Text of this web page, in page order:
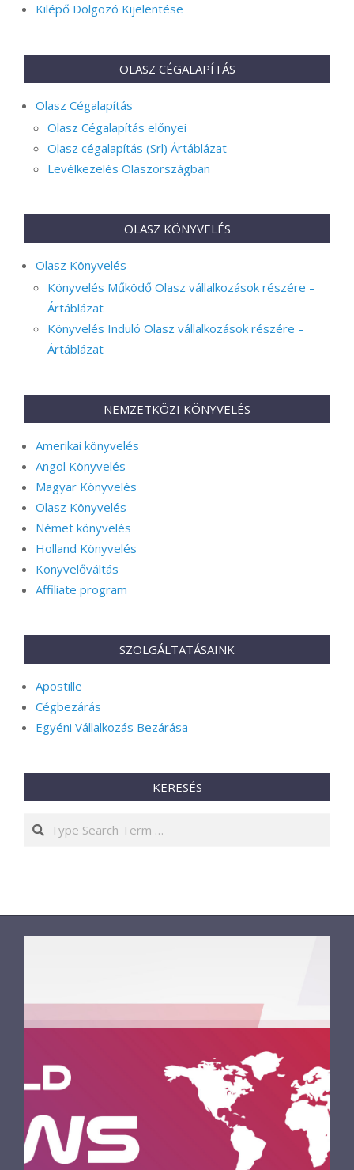
Kilépő Dolgozó Kijelentése
OLASZ CÉGALAPÍTÁS
Olasz Cégalapítás
Olasz Cégalapítás előnyei
Olasz cégalapítás (Srl) Ártáblázat
Levélkezelés Olaszországban
OLASZ KÖNYVELÉS
Olasz Könyvelés
Könyvelés Működő Olasz vállalkozások részére –
Ártáblázat
Könyvelés Induló Olasz vállalkozások részére –
Ártáblázat
NEMZETKÖZI KÖNYVELÉS
Amerikai könyvelés
Angol Könyvelés
Magyar Könyvelés
Olasz Könyvelés
Német könyvelés
Holland Könyvelés
Könyvelőváltás
Affiliate program
SZOLGÁLTATÁSAINK
Apostille
Cégbezárás
Egyéni Vállalkozás Bezárása
KERESÉS
Search